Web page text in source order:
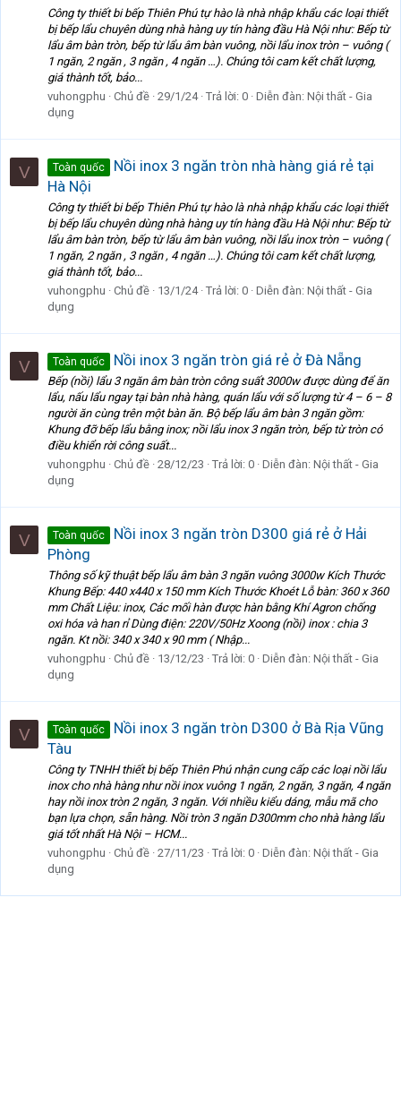
Công ty thiết bi bếp Thiên Phú tự hào là nhà nhập khẩu các loại thiết
bị bếp lẩu chuyên dùng nhà hàng uy tín hàng đầu Hà Nội như: Bếp từ
lẩu âm bàn tròn, bếp từ lẩu âm bàn vuông, nồi lẩu inox tròn – vuông (
1 ngăn, 2 ngăn , 3 ngăn , 4 ngăn …). Chúng tôi cam kết chất lượng,
giá thành tốt, bảo...
vuhongphu
Chủ đề 29/1/24 Trả lời: 0 Diễn đàn: Nội thất - Gia
dụng
V Toàn quốc
Nồi inox 3 ngăn tròn nhà hàng giá rẻ tại
Hà Nội
Công ty thiết bi bếp Thiên Phú tự hào là nhà nhập khẩu các loại thiết
bị bếp lẩu chuyên dùng nhà hàng uy tín hàng đầu Hà Nội như: Bếp từ
lẩu âm bàn tròn, bếp từ lẩu âm bàn vuông, nồi lẩu inox tròn – vuông (
1 ngăn, 2 ngăn , 3 ngăn , 4 ngăn …). Chúng tôi cam kết chất lượng,
giá thành tốt, bảo...
vuhongphu
Chủ đề 13/1/24 Trả lời: 0 Diễn đàn: Nội thất - Gia
dụng
V Toàn quốc Nồi inox 3 ngăn tròn giá rẻ ở Đà Nẵng
Bếp (nồi) lẩu 3 ngăn âm bàn tròn công suất 3000w được dùng để ăn
lẩu, nấu lẩu ngay tại bàn nhà hàng, quán lẩu với số lượng từ 4 – 6 – 8
người ăn cùng trên một bàn ăn. Bộ bếp lẩu âm bàn 3 ngăn gồm:
Khung đỡ bếp lẩu bằng inox; nồi lẩu inox 3 ngăn tròn, bếp từ tròn có
điều khiển rời công suất...
vuhongphu
Chủ đề 28/12/23 Trả lời: 0 Diễn đàn: Nội thất - Gia
dụng
V Toàn quốc
Nồi inox 3 ngăn tròn D300 giá rẻ ở Hải
Phòng
Thông số kỹ thuật bếp lẩu âm bàn 3 ngăn vuông 3000w Kích Thước
Khung Bếp: 440 x440 x 150 mm Kích Thước Khoét Lỗ bàn: 360 x 360
mm Chất Liệu: inox, Các mối hàn được hàn bằng Khí Agron chống
oxi hóa và han rỉ Dùng điện: 220V/50Hz Xoong (nồi) inox : chia 3
ngăn. Kt nồi: 340 x 340 x 90 mm ( Nhập...
vuhongphu
Chủ đề 13/12/23 Trả lời: 0 Diễn đàn: Nội thất - Gia
dụng
V Toàn quốc
Nồi inox 3 ngăn tròn D300 ở Bà Rịa Vũng
Tàu
Công ty TNHH thiết bị bếp Thiên Phú nhận cung cấp các loại nồi lẩu
inox cho nhà hàng như nồi inox vuông 1 ngăn, 2 ngăn, 3 ngăn, 4 ngăn
hay nồi inox tròn 2 ngăn, 3 ngăn. Với nhiều kiểu dáng, mẫu mã cho
bạn lựa chọn, sẵn hàng. Nồi tròn 3 ngăn D300mm cho nhà hàng lẩu
giá tốt nhất Hà Nội – HCM...
vuhongphu
Chủ đề 27/11/23 Trả lời: 0 Diễn đàn: Nội thất - Gia
dụng